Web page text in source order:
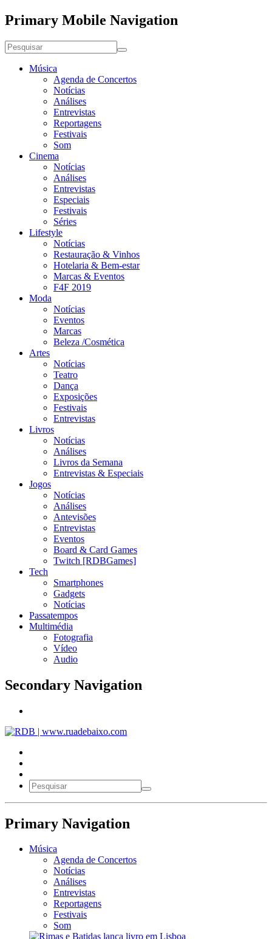
Primary Mobile Navigation
Música
Agenda de Concertos
Notícias
Análises
Entrevistas
Reportagens
Festivais
Som
Cinema
Notícias
Análises
Entrevistas
Especiais
Festivais
Séries
Lifestyle
Notícias
Restauração & Vinhos
Hotelaria & Bem-estar
Marcas & Eventos
F4F 2019
Moda
Notícias
Eventos
Marcas
Beleza /Cosmética
Artes
Notícias
Teatro
Dança
Exposições
Festivais
Entrevistas
Livros
Notícias
Análises
Livros da Semana
Entrevistas & Especiais
Jogos
Notícias
Análises
Antevisões
Entrevistas
Eventos
Board & Card Games
Twitch [RDBGames]
Tech
Smartphones
Gadgets
Notícias
Passatempos
Multimédia
Fotografia
Vídeo
Audio
Secondary Navigation
Primary Navigation
Música
Agenda de Concertos
Notícias
Análises
Entrevistas
Reportagens
Festivais
Som